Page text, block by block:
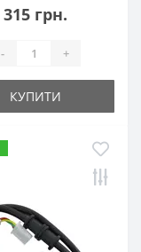
315 грн.
- +
КУПИТИ